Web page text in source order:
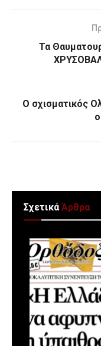
Τα
Ο σχισματικός
ΣχετικάΆρθρα